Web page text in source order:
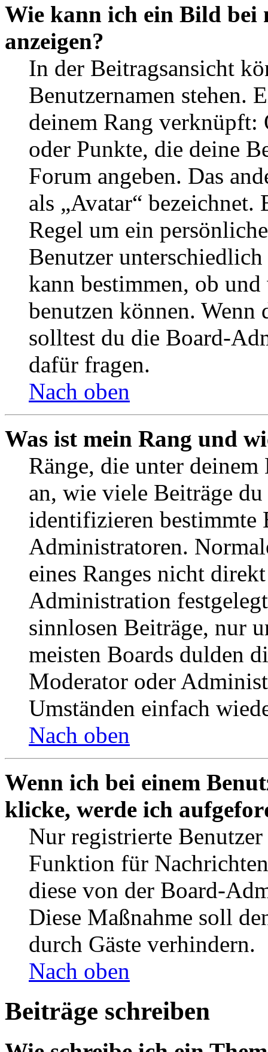
Wie kann ich ein Bild bei
anzeigen?
In der Beitragsansicht
Benutzernamen stehen.
deinem Rang verknüpft:
oder Punkte, die deine
Forum angeben. Das
als „Avatar“
Regel um ein
Benutzer
kann bestimmen, ob
benutzen können. Wenn
solltest du die Board-
dafür fragen.
Nach oben
Was ist mein Rang und
Ränge, die unter deinem
an, wie viele Beiträge
identifizieren bestimmte
Administratoren.
eines Ranges nicht
Administration
sinnlosen Beiträge, nur
meisten Boards dulden
Moderator oder
Umständen einfach
Nach oben
Wenn ich bei einem
klicke, werde ich
Nur registrierte
Funktion für
diese von der Board-
Diese Maßnahme soll
durch Gäste verhindern.
Nach oben
Beiträge schreiben